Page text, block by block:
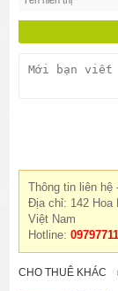
Thông tin liên hệ
Địa chỉ: 142 Hoa
Việt Nam
Hotline:
CHO THUÊ KHÁC